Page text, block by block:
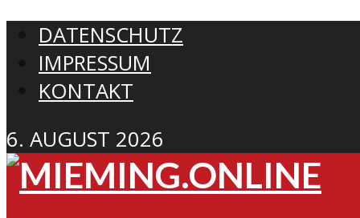
DATENSCHUTZ
IMPRESSUM
KONTAKT
6. AUGUST 2026